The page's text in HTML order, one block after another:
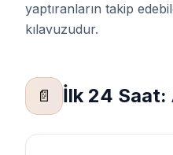
yaptıranların takip
kılavuzudur.
📄 İlk 24 Saat: